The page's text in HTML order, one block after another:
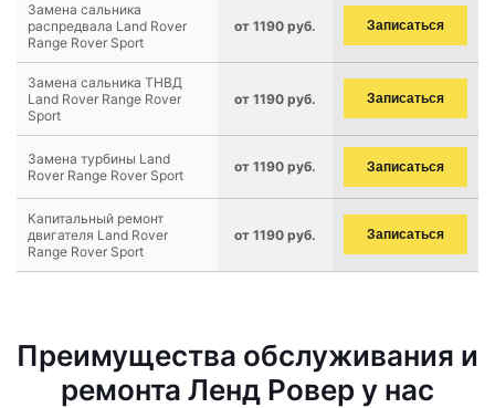
Замена сальника
распредвала Land Rover
Range Rover Sport
от 1190 руб. Записаться
Замена сальника ТНВД
Land Rover Range Rover
Sport
от 1190 руб. Записаться
Замена турбины Land
Rover Range Rover Sport
от 1190 руб. Записаться
Капитальный ремонт
двигателя Land Rover
Range Rover Sport
от 1190 руб. Записаться
Преимущества обслуживания и
ремонта Ленд Ровер у нас